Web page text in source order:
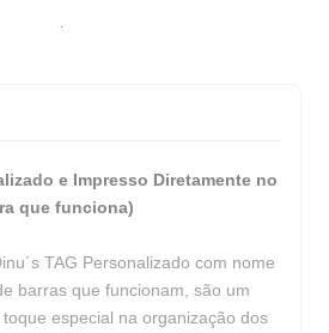
e Impresso Diretamente no
que funciona)
TAG Personalizado com nome
barras que funcionam, são um
especial na organização dos